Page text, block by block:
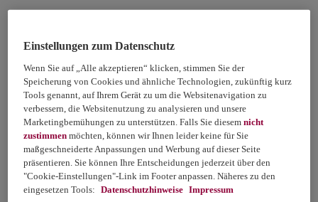
Einstellungen zum Datenschutz
Wenn Sie auf „Alle akzeptieren“ klicken, stimmen Sie der
Speicherung von Cookies und ähnliche Technologien, zukünftig kurz
Tools genannt, auf Ihrem Gerät zu um die Websitenavigation zu
verbessern, die Websitenutzung zu analysieren und unsere
Marketingbemühungen zu unterstützen. Falls Sie diesemnicht
zustimmen möchten, können wir Ihnen leider keine für Sie
maßgeschneiderte Anpassungen und Werbung auf dieser Seite
präsentieren. Sie können Ihre Entscheidungen jederzeit über den
"Cookie-Einstellungen"-Link im Footer anpassen. Näheres zu den
eingesetzen Tools: Datenschutzhinweise Impressum